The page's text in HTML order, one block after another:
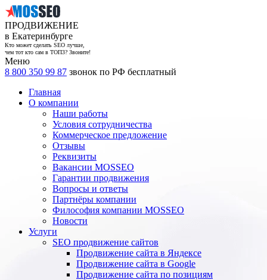
ПРОДВИЖЕНИЕ
в Екатеринбурге
Кто может сделать SEO лучше,
чем тот кто сам в ТОП3? Звоните!
Меню
8 800 350 99 87 звонок по РФ бесплатный
Главная
О компании
Наши работы
Условия сотрудничества
Коммерческое предложение
Отзывы
Реквизиты
Вакансии MOSSEO
Гарантии продвижения
Вопросы и ответы
Партнёры компании
Философия компании MOSSEO
Новости
Услуги
SEO продвижение сайтов
Продвижение сайта в Яндексе
Продвижение сайта в Google
Продвижение сайта по позициям